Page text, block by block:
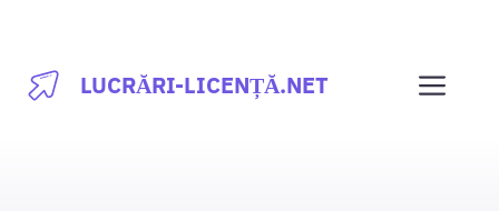
conținut
LUCRĂRI-LICENȚĂ.NET